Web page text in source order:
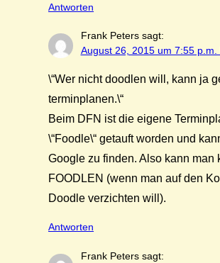
Antworten
Frank Peters sagt:
August 26, 2015 um 7:55 p.m.
\“Wer nicht doodlen will, kann ja
terminplanen.\“
Beim DFN ist die eigene
\“Foodle\“ getauft worden und
Google zu finden. Also kann man
FOODLEN (wenn man auf den
Doodle verzichten will).
Antworten
Frank Peters sagt: